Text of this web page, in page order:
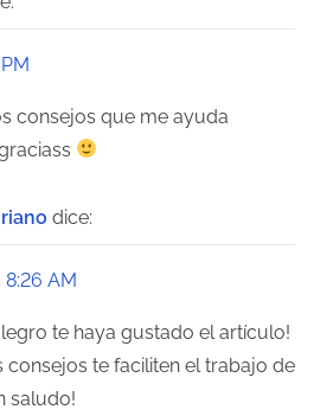
consejos que me ayuda
dice:
8:26 AM
te haya gustado el artículo!
consejos te faciliten el trabajo de
saludo!